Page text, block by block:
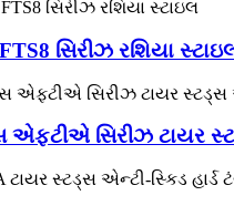
સિરીઝ રશિયા
સિરીઝ ટાયર